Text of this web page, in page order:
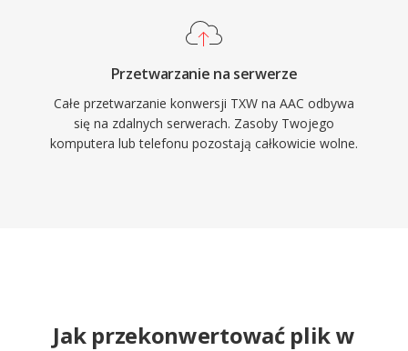
Przetwarzanie na serwerze
Całe przetwarzanie konwersji TXW na AAC odbywa
się na zdalnych serwerach. Zasoby Twojego
komputera lub telefonu pozostają całkowicie wolne.
Jak przekonwertować plik w